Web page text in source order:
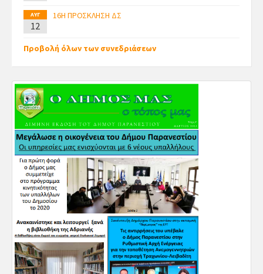
ΑΥΓ
12
16Η ΠΡΟΣΚΛΗΣΗ ΔΣ
Προβολή όλων των συνεδριάσεων